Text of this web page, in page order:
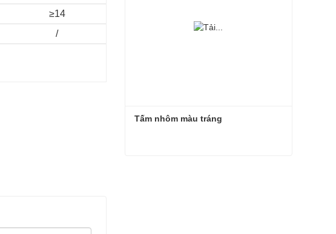
≥14
/
Tấm nhôm màu tráng